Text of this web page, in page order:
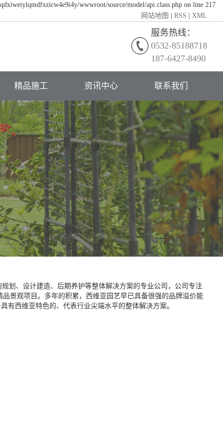
wwwroot/source/model/api.class.php on line 217
网站地图 RSS XML
服务热线：
0532-85188718
187-6427-8490
精品施工 资讯中心
公司新闻
行业动态
常见问题
联系我们
划、设计建造、后期养护等整体解决方案的专业公司，公司专注
景观项目。多年的积累，西维亚园艺早已具备很强的品牌溢价能
有西维亚特色的、代表行业尖端水平的整体解决方案。